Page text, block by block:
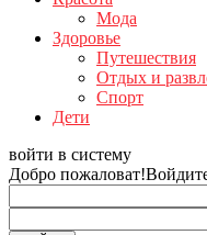
Мода
Здоровье
Путешествия
Отдых и
Спорт
Дети
войти в систему
Добро пожаловат!